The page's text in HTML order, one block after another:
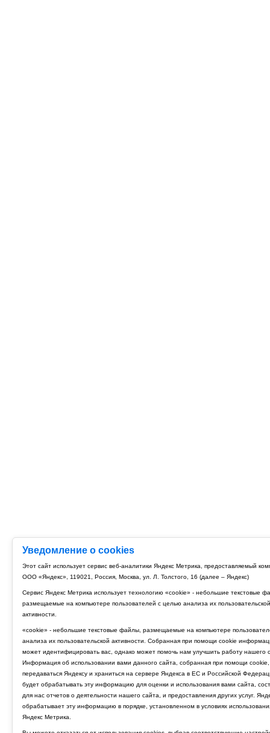
Уведомление о cookies
Этот сайт использует сервис веб-аналитики Яндекс Метрика, предоставляемый
ООО «Яндекс», 119021, Россия, Москва, ул. Л. Толстого, 16 (далее – Яндекс)
Сервис Яндекс Метрика использует технологию «cookie» - небольшие текстовые
размещаемые на компьютере пользователей с целью анализа их пользовательской
активности.
«cookie» - небольшие текстовые файлы, размещаемые на компьютере
анализа их пользовательской активности. Собранная при помощи cookie
может идентифицировать вас, однако может помочь нам улучшить работу нашего
Информация об использовании вами данного сайта, собранная при помощи cookie,
передаваться Яндексу и храниться на сервере Яндекса в ЕС и Российской
будет обрабатывать эту информацию для оценки и использования вами сайта,
для нас отчетов о деятельности нашего сайта, и предоставления других услуг.
обрабатывает эту информацию в порядке, установленном в условиях
Яндекс Метрика.